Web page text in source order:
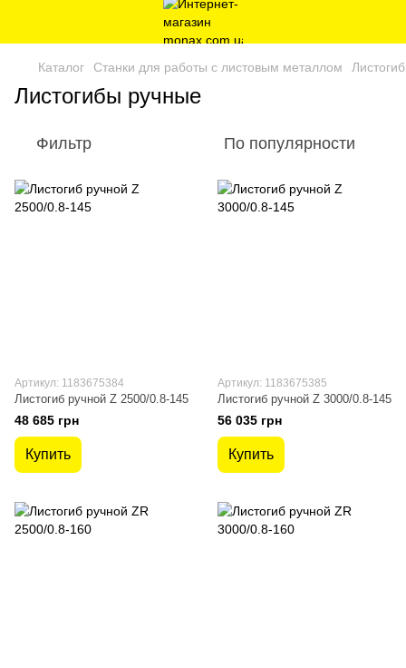
Каталог Станки для работы с листовым металлом
Листогибы ручные
Фильтр По популярности
Артикул: 1183675384
Листогиб ручной Z 2500/0.8-145
48 685 грн
Купить
Артикул: 1183675385
Листогиб ручной Z 3000/0.8-145
56 035 грн
Купить